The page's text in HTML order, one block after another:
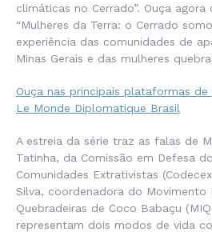
climáticas no Cerrado”. Ouça
“Mulheres da Terra: o Cerrado
experiência das comunidades de
Minas Gerais e das mulheres
Ouça nas principais plataformas
Le Monde Diplomatique Brasil
A estreia da série traz as falas de
Tatinha, da Comissão em Defesa
Comunidades Extrativistas
Silva, coordenadora do Movimento
Quebradeiras de Coco Babaçu
representam dois modos de vida